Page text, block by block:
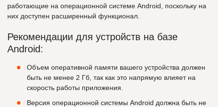
работающие на операционной системе Android, поскольку на
них доступен расширенный функционал.
Рекомендации для устройств на базе
Android:
Объем оперативной памяти вашего устройства должен
быть не менее 2 Гб, так как это напрямую влияет на
скорость работы приложения.
Версия операционной системы Android должна быть не